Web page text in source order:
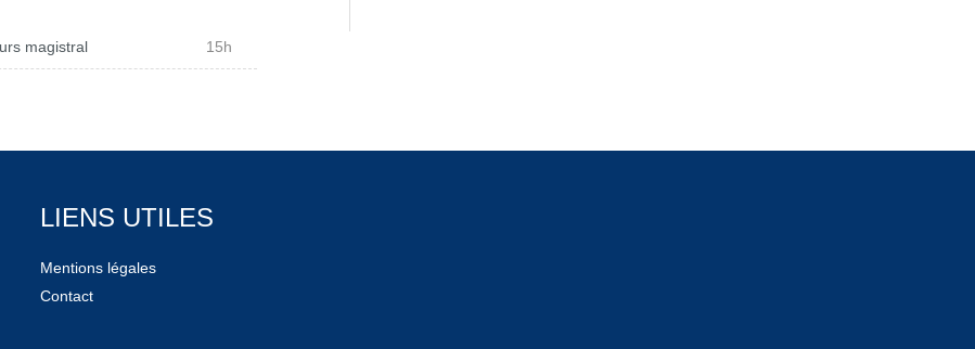
magistral 15h
LIENS UTILES
Mentions légales
Contact